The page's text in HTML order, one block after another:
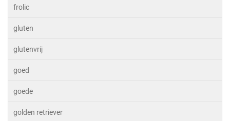
frolic
gluten
glutenvrij
goed
goede
golden retriever